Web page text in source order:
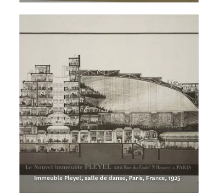
Immeuble Pleyel, salle de danse, Paris, France, 1925